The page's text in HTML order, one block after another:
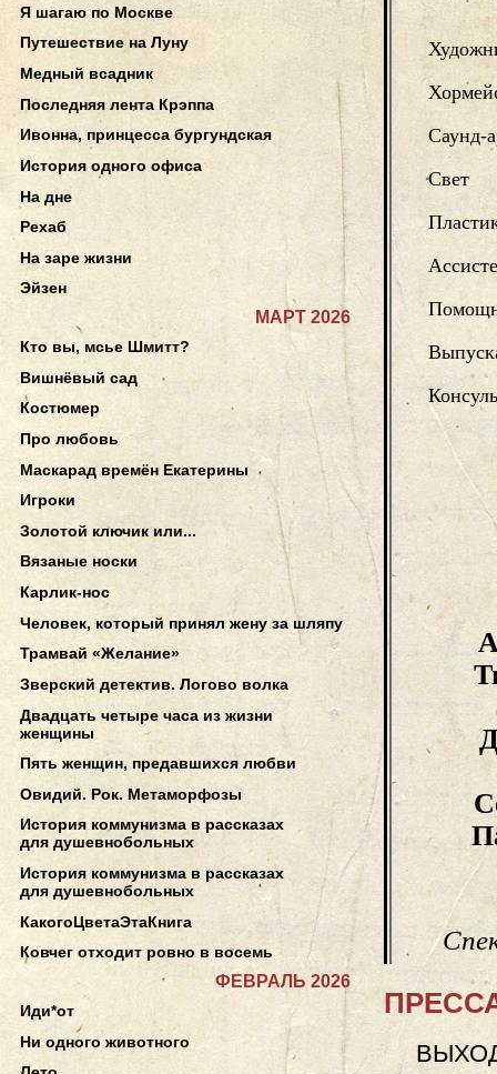
Саунд-
Свет
Я шагаю по Москве
Путешествие на Луну
Медный всадник
Последняя лента Крэппа
Ивонна, принцесса бургундская
История одного офиса
На дне
Рехаб
На заре жизни
Эйзен
МАРТ 2026
Кто вы, мсье Шмитт?
Вишнёвый сад
Костюмер
Про любовь
Маскарад времён Екатерины
Игроки
Золотой ключик или...
Вязаные носки
Карлик-нос
Человек, который принял жену за шляпу
Трамвай «Желание»
Зверский детектив. Логово волка
Двадцать четыре часа из жизни
женщины
Пять женщин, предавшихся любви
Овидий. Рок. Метаморфозы
История коммунизма в рассказах
для душевнобольных
История коммунизма в рассказах
для душевнобольных
КакогоЦветаЭтаКнига
Ковчег отходит ровно в восемь
ФЕВРАЛЬ 2026
Иди*от
Ни одного животного